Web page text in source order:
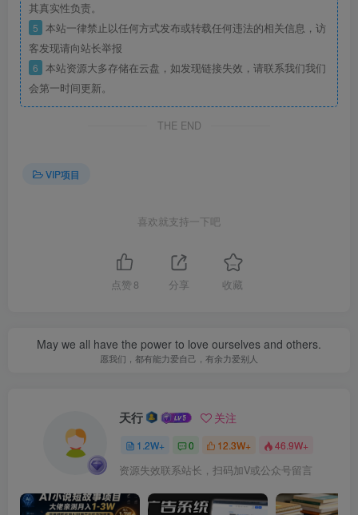
其真实性负责。
5 本站一律禁止以任何方式发布或转载任何违法的相关信息，访
客发现请向站长举报
6 本站资源大多存储在云盘，如发现链接失效，请联系我们我们
会第一时间更新。
THE END
VIP项目
喜欢就支持一下吧
点赞 8 分享 收藏
May we all have the power to love ourselves and others.
愿我们，都有能力爱自己，有余力爱别人
天行 关注
1.2W+ 0 12.3W+ 46.9W+
资源失效联系站长，扫码加V或公众号留言